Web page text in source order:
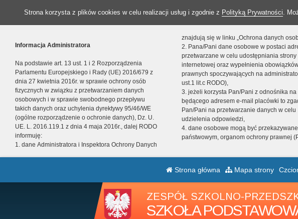
Strona korzysta z plików cookies w celu realizacji usług i zgodnie z Polityką Prywatności.
Informacja Administratora
Na podstawie art. 13 ust. 1 i 2 Rozporządzenia
Parlamentu Europejskiego i Rady (UE) 2016/679 z
dnia 27 kwietnia 2016r. w sprawie ochrony osób
fizycznych w związku z przetwarzaniem danych
osobowych i w sprawie swobodnego przepływu
takich danych oraz uchylenia dyrektywy 95/46/WE
(ogólne rozporządzenie o ochronie danych), Dz. U.
UE. L. 2016.119.1 z dnia 4 maja 2016r., dalej RODO
informuję:
1. dane Administratora i Inspektora Ochrony Danych
znajdują się w linku „Ochrona danych
2. Pana/Pani dane osobowe w postaci
przetwarzane w celu udostępniania strony
internetowej oraz wypełnienia
prawnych spoczywających na
ust.1 lit.c RODO),
3. jeżeli korzysta Pan/Pani z odnośnika na
będącego adresem e-mail placówki to
Pan/Pani na przetwarzanie danych w celu
udzielenia odpowiedzi,
4. dane osobowe mogą być
państwowym, organom ochrony prawnej
Strona główna Mapa strony
ZESPÓŁ SZKOLNO-
SZKOŁA